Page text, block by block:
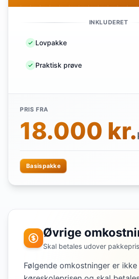
INKLUDERET
Lovpakke
Praktisk prøve
PRIS FRA
18.000 kr.
Basispakke
Øvrige
Skal betales udover
Følgende omkostninger er